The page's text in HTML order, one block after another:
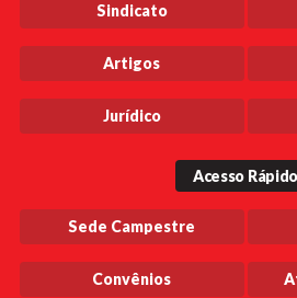
Sindicato
Artigos
Jurídico
Acesso Rápido
Sede Campestre
Convênios